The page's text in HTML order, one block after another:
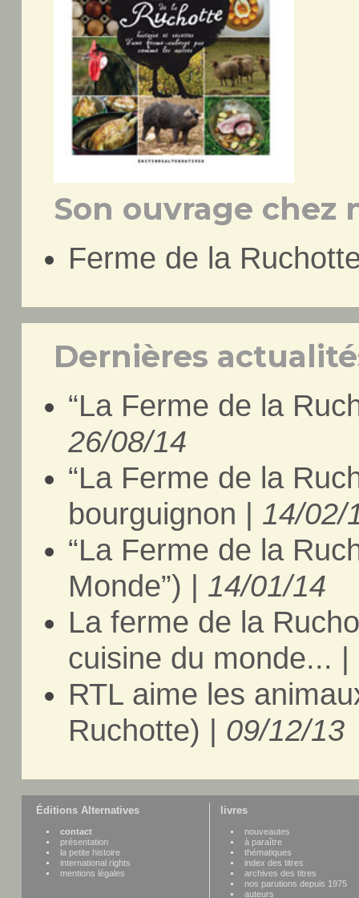
Son ouvrage chez
Ferme de la
Dernières
“La Ferme de la
26/08/14
“La Ferme de la
bourguignon | 14/02/
“La Ferme de la
Monde”) | 14/01/14
La ferme de la
cuisine du monde... |
RTL aime les
Ruchotte) | 09/12/13
Éditions Alternatives
contact
présentation
la petite histoire
international rights
mentions légales
livres
nouveautes
à paraître
thématiques
index des titres
archives des titres
nos parutions depuis 1975
auteurs